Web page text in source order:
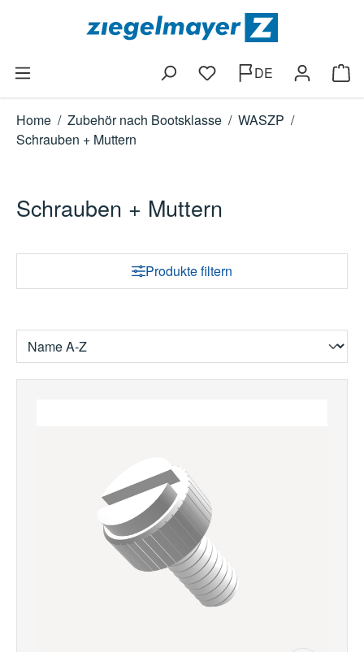
Zum Hauptinhalt springen
Du hast 0 Produkte auf
DE
Home / Zubehör nach Bootsklasse / WASZP /
Schrauben + Muttern
Schrauben + Muttern
Produkte filtern